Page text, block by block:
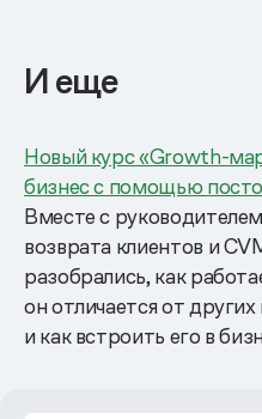
И еще
Новый курс «Growth-
бизнес с помощью
Вместе с
возврата клиентов и
разобрались, как
он отличается от
и как встроить его в